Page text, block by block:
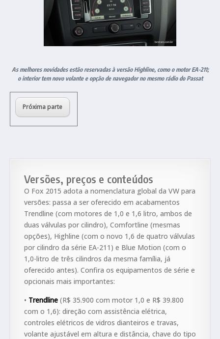
As melhores novidades estão reservadas à versão Highline, como o motor EA-211;
o interior tem novo volante e opção de navegador no mesmo rádio do Passat
Próxima parte
Versões, preços e conteúdos
O Fox 2015 adota a nomenclatura global da VW para
versões: passa a ser oferecido em acabamentos
Trendline (com motores de 1,0 e 1,6 litro, ambos de
duas válvulas por cilindro), Comfortline (mesmas
opções), Highline (com o novo 1,6 de quatro válvulas
por cilindro da série EA-211) e Blue Motion (com o
1,0-litro de três cilindros da mesma família, já
oferecido antes). Confira os equipamentos de série e
opcionais mais importantes:
• Trendline (R$ 35.900 com motor 1,0 e R$ 39.800
com o 1,6): direção com assistência elétrica,
controles elétricos de vidros dianteiros e travas,
volante ajustável em altura e distância, chave do tipo